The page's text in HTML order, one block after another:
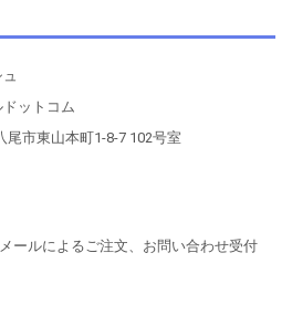
ットコム
市東山本町1-8-7 102号室
ールによるご注文、お問い合わせ受付